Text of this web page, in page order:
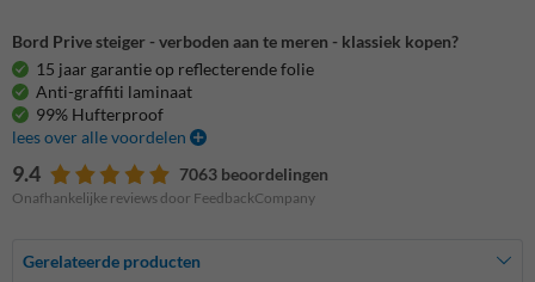
Bord Prive steiger - verboden aan te meren - klassiek kopen?
15 jaar garantie op reflecterende folie
Anti-graffiti laminaat
99% Hufterproof
lees over alle voordelen
9.4 7063 beoordelingen
Onafhankelijke reviews door FeedbackCompany
Gerelateerde producten